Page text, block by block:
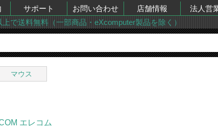
サポート お問い合わせ 店舗情報 法人営
で送料無料（一部商品・eXcomputer製品を除く）
マウス
エレコム